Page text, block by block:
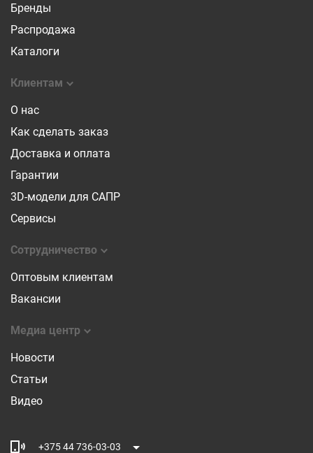
Бренды
Распродажа
Каталоги
Клиентам
О нас
Как сделать заказ
Доставка и оплата
Гарантии
3D-модели для САПР
Сервисы
Сотрудничество
Оптовым клиентам
Вакансии
Медиа центр
Новости
Статьи
Видео
+375 44 736-03-03